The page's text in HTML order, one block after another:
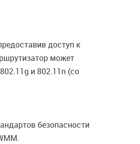
доступ к
может
и 802.11n (со
безопасности